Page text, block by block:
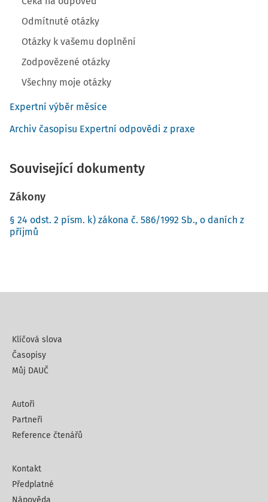
Odmítnuté otázky
Otázky k vašemu doplnění
Zodpovězené otázky
Všechny moje otázky
Expertní výběr měsíce
Archiv časopisu Expertní odpovědi z praxe
Související dokumenty
Zákony
§ 24 odst. 2 písm. k) zákona č. 586/1992 Sb., o daních z
příjmů
Klíčová slova
Časopisy
Můj DAUČ
Autoři
Partneři
Reference čtenářů
Kontakt
Předplatné
Nápověda